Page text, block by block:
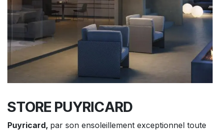
STORE PUYRICARD
Puyricard, par son ensoleillement exceptionnel toute